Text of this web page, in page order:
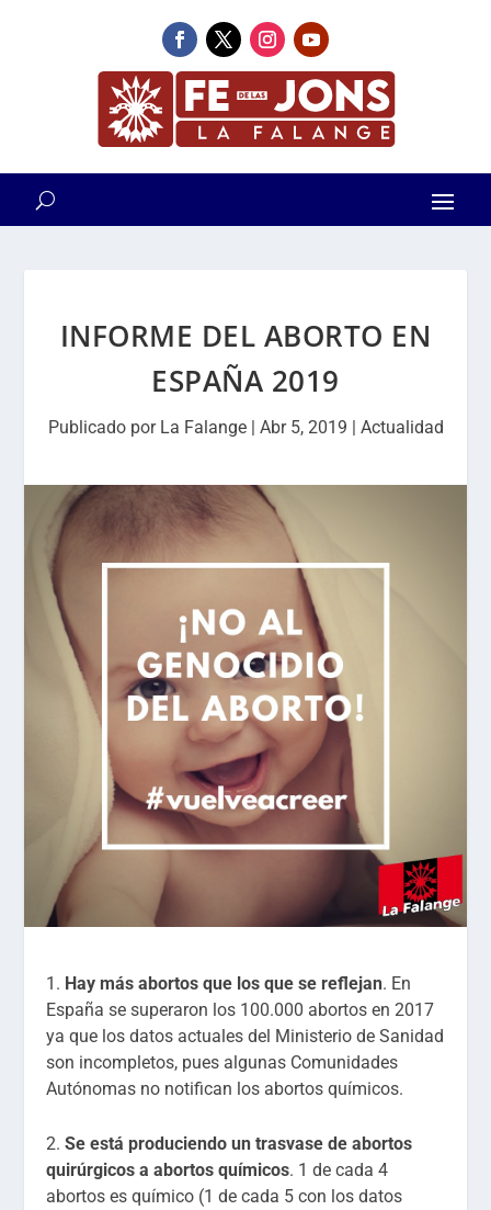
INFORME DEL ABORTO EN
ESPAÑA 2019
Publicado por La Falange| Abr 5, 2019 | Actualidad
1. Hay más abortos que los que se reflejan. En
España se superaron los 100.000 abortos en 2017
ya que los datos actuales del Ministerio de Sanidad
son incompletos, pues algunas Comunidades
Autónomas no notifican los abortos químicos.
2.Se está produciendo un trasvase de abortos
quirúrgicos a abortos químicos. 1 de cada 4
abortos es químico (1 de cada 5 con los datos